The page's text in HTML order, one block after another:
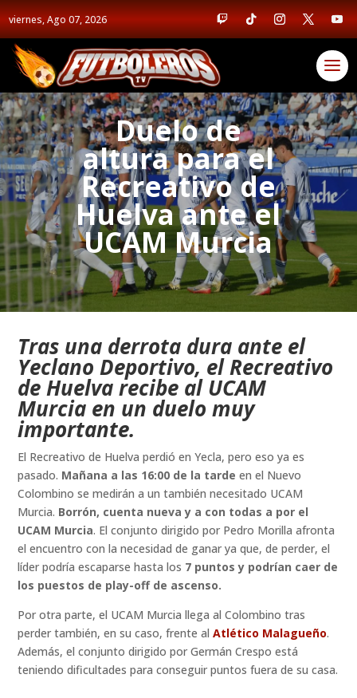
viernes, Ago 07, 2026
Duelo de
altura para el
Recreativo de
Huelva ante el
UCAM Murcia
Tras una derrota dura ante el
Yeclano Deportivo, el Recreativo
de Huelva recibe al UCAM
Murcia en un duelo muy
importante.
El Recreativo de Huelva perdió en Yecla, pero eso ya es
pasado. Mañana a las 16:00 de la tarde en el Nuevo
Colombino se medirán a un también necesitado UCAM
Murcia. Borrón, cuenta nueva y a con todas a por el
UCAM Murcia. El conjunto dirigido por Pedro Morilla afronta
el encuentro con la necesidad de ganar ya que, de perder, el
líder podría escaparse hasta los 7 puntos y podrían caer de
los puestos de play-off de ascenso.
Por otra parte, el UCAM Murcia llega al Colombino tras
perder también, en su caso, frente alAtlético Malagueño.
Además, el conjunto dirigido por Germán Crespo está
teniendo dificultades para conseguir puntos fuera de su casa.